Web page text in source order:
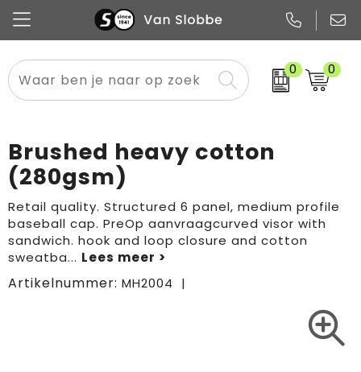
0 0
Alle categorieën
Snoep
Promo
Pennen
Notitieboekjes
Papier
Flessen
Glazen en karaffen
Merken
Meest gekozen
Sportkleding
Overig textiel
Boodschappen- en draagtassen
Sport & vrije tijd
Rugzakken
Brushed heavy cotton
(280gsm)
Retail quality. Structured 6 panel, medium profile
baseball cap. PreOp aanvraagcurved visor with
sandwich. hook and loop closure and cotton
sweatba...
Artikelnummer: MH2004